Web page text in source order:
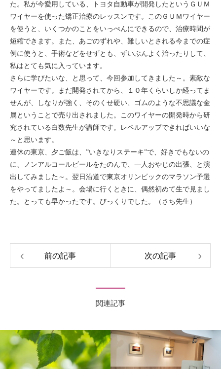
た。私が今愛用している、トヨタ自動車が開発したというＧＵＭ
ワイヤーを使った矯正治療のレッスンです。このＧＵＭワイヤー
を使うと、いくつかのことをいっぺんにできるので、治療時間が
短縮できます。また、あごのずれや、難しいとされる今までの症
例に使うと、手術などをせずとも、ずいぶんよく治ったりして、
私はとても気に入っています。
さらに学びたいな、と思って、今回参加してきました～。素敵な
ワイヤーです。まだ開発されてから、１０年くらいしか経ってま
せんが、しなりが強く、そのくせ硬い、ゴムのような不思議な金
属ということで売り出されました。このワイヤーの開発時から研
究されている白数先生が講師です。レベルアップできればいいな
～と思います。
連休の東京、夕ご飯は、”いきなりステーキ”で、好きでもないの
に、ノンアルコールビールをたのんで、一人おやじの出張、と演
出してみました～。翌日沿道で東京オリンピックのマラソン予選
をやってましたよ～。会場に行くときに、偶然初めて生で見まし
た。とっても早かったです。びっくりでした。（さち先生）
前の記事 次の記事
関連記事